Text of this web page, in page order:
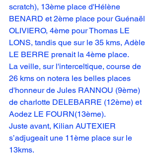
scratch), 13ème place d'Hélène
BENARD et 2ème place pour Guénaël
OLIVIERO, 4ème pour Thomas LE
LONS, tandis que sur le 35 kms, Adèle
LE BERRE prenait la 4ème place.
La veille, sur l'interceltique, course de
26 kms on notera les belles places
d'honneur de Jules RANNOU (9ème)
de charlotte DELEBARRE (12ème) et
Aodez LE FOURN(13ème).
Juste avant, Kilian AUTEXIER
s’adjugeait une 11ème place sur le
13kms.